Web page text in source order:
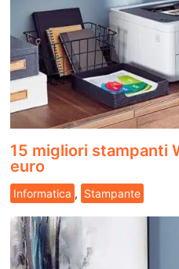
15 migliori stampanti
euro
Informatica , Stampante